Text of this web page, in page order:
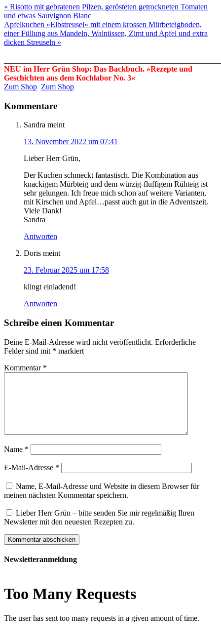
« Risotto mit gebratenen Pilzen, gerösteten getrockneten Tomaten
und etwas Sauvignon Blanc
Apfelkuchen »Elbstreusel« mit einem krossen Mürbeteigboden,
einer Füllung aus Mandeln, Walnüssen, Zimt und Apfel und extra
dicken Streuseln »
NEU im Herr Grün Shop: Das Backbuch. »Rezepte und
Geschichten aus dem Kochlabor No. 3«
Zum Shop Zum Shop
Kommentare
Sandra meint
13. November 2022 um 07:41
Lieber Herr Grün,
Der Kuchen schmeckt fantastisch. Die Kombination aus
knackigem Mürbteig und dem würzig-fluffigem Rühteig ist
sehr gelungen. Ich freue mich schon auf weitere Varianten,
mit Kirschen und Apfel…passt auch gut in die Adventszeit.
Viele Dank!
Sandra
Antworten
Doris meint
23. Februar 2025 um 17:58
klingt einladend!
Antworten
Schreibe einen Kommentar
Deine E-Mail-Adresse wird nicht veröffentlicht. Erforderliche
Felder sind mit * markiert
Kommentar *
Name *
E-Mail-Adresse *
Name, E-Mail-Adresse und Website in diesem Browser für
meinen nächsten Kommentar speichern.
Lieber Herr Grün – bitte senden Sie mir regelmäßig Ihren
Newsletter mit den neuesten Rezepten zu.
Newsletteranmeldung